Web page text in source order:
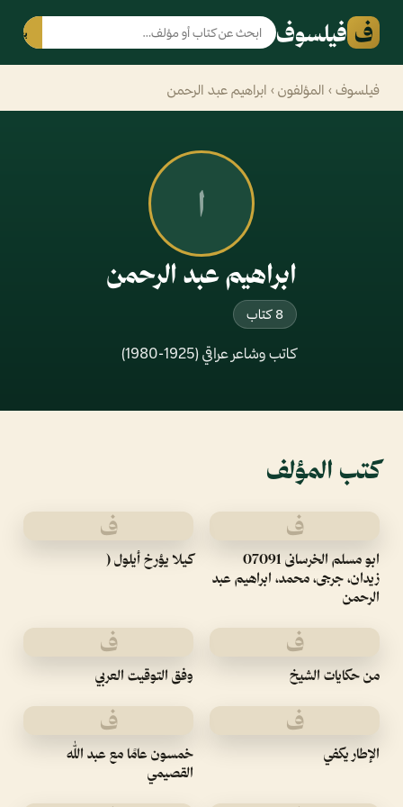
ف فيلسوف بحث
فيلسوف › المؤلفون › ابراهيم عبد الرحمن
ا
ابراهيم عبد الرحمن
8 كتاب
كاتب وشاعر عراقي (1925-1980)
كتب المؤلف
ف
ابو مسلم الخرسانى 07091
زيدان، جرجى، محمد، ابراهيم عبد
الرحمن
ف
كيلا يؤرخ أيلول (
ف
من حكايات الشيخ
ف
وفق التوقيت العربي
ف
الإطار يكفي
ف
خمسون عامًا مع عبد الله
القصيمي